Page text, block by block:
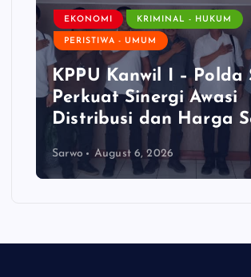
PIT IAI 2026 di Medan,
Kepala BPOM RI: Peran
Apoteker Sangat
Fundamental dalam
Ketahanan Kesehatan
Nasional
Admin August 6, 2026